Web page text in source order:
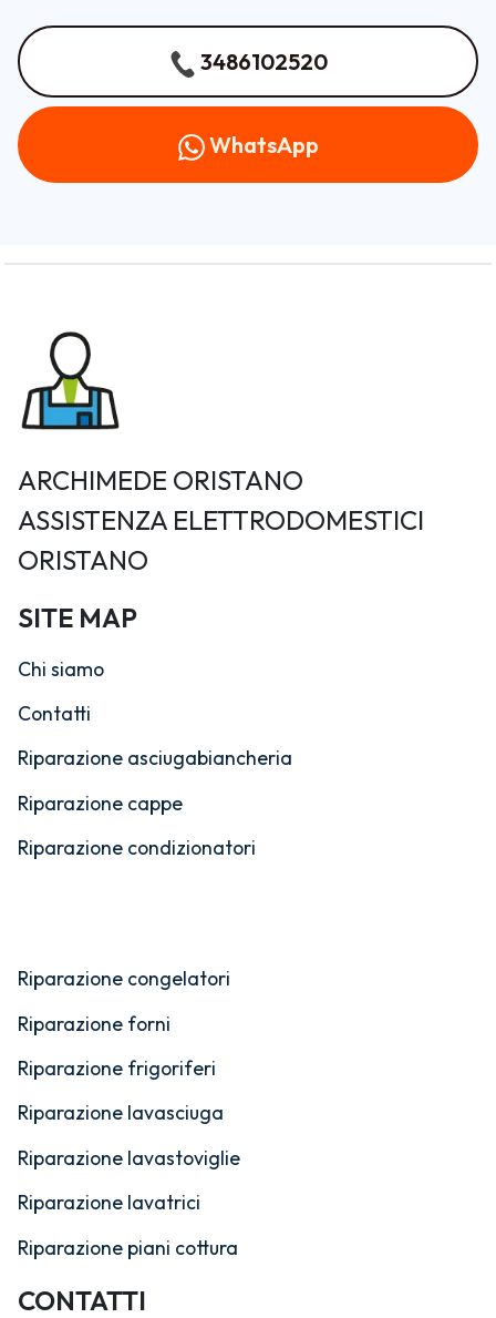
3486102520
WhatsApp
ARCHIMEDE ORISTANO
ASSISTENZA ELETTRODOMESTICI
ORISTANO
SITE MAP
Chi siamo
Contatti
Riparazione asciugabiancheria
Riparazione cappe
Riparazione condizionatori
Riparazione congelatori
Riparazione forni
Riparazione frigoriferi
Riparazione lavasciuga
Riparazione lavastoviglie
Riparazione lavatrici
Riparazione piani cottura
CONTATTI